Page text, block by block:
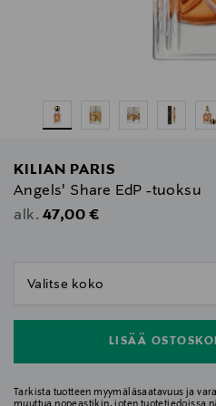
KILIAN PARIS
Angels' Share EdP -tuoksu
alk. Original Price
47,00 €
LISÄÄ
Tarkista tuotteen myymäläsaatavuus ja